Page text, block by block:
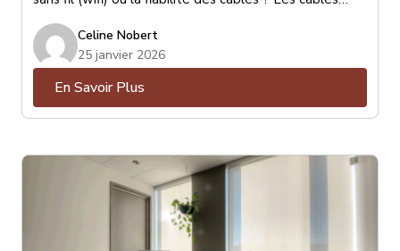
sont de loin les préférés pour leurs qualités de
stabilité et de vitesse de communication au réseau.
Celine Nobert
25 janvier 2026
En Savoir Plus